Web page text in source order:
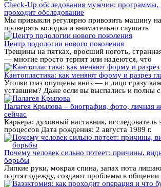
Check-Up обследования мужчин: программы,
проходит обследование
Мы привыкли регулярно привозить машину
проверять колодки и внимательно слушать
Центр подологии нового поколения
Трещины на пятках, вросший ноготь,
— многие просто терпят или надеются, что
Кантопластика: как меняют форму и разрез
Уголки глаз опущены вниз — и лицо сразу
уставшим? Даже если вы выспались и полны
Палагея Крылова – биография, фото, личная
сейчас
Карьера: духовный наставник, исследователь
процессов Дата рождения: 2 августа 1989 г.
Почему человек сильно потеет: причины,
борьбы
Липкие руки, мокрая спина, запах пота
портят одежду, создают проблемы в общении